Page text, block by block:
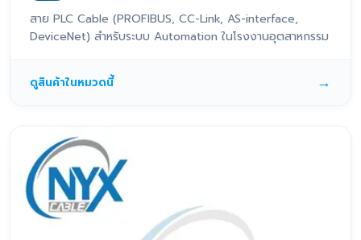
สาย PLC Cable (PROFIBUS, CC-Link, AS-interface,
DeviceNet) สำหรับระบบ Automation ในโรงงานอุตสาหกรรม
ดูสินค้าในหมวดนี้ →